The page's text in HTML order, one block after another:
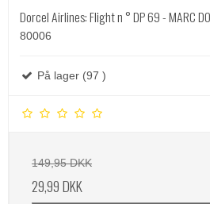
Dorcel Airlines: Flight n ° DP 69 - MARC
80006
På lager (97 )
149,95 DKK
29,99 DKK